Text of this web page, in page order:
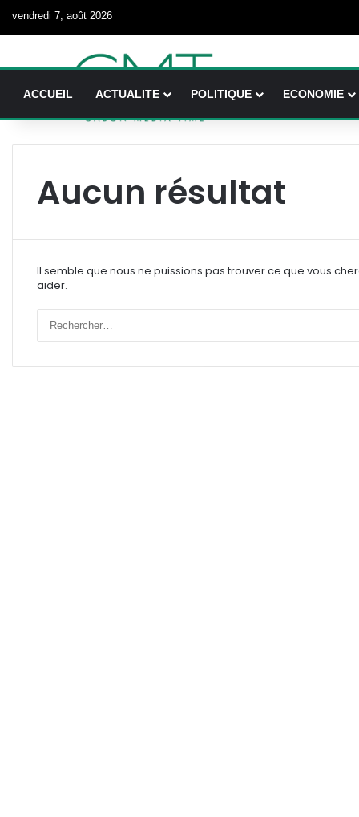
vendredi 7, août 2026
ACCUEIL ACTUALITE POLITIQUE ECONOMIE
Aucun résultat
Il semble que nous ne puissions pas trouver ce que vous
aider.